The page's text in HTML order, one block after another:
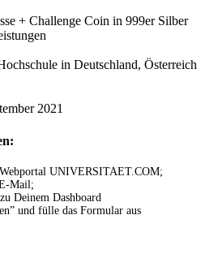
+ Challenge Coin in 999er Silber
in Deutschland, Österreich
2021
UNIVERSITAET.COM;
Mail;
Deinem Dashboard
und fülle das Formular aus